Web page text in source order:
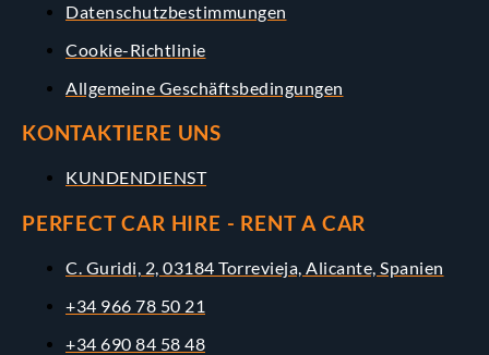
Datenschutzbestimmungen
Cookie-Richtlinie
Allgemeine Geschäftsbedingungen
KONTAKTIERE UNS
KUNDENDIENST
PERFECT CAR HIRE - RENT A CAR
C. Guridi, 2, 03184 Torrevieja, Alicante, Spanien
+34 966 78 50 21
+34 690 84 58 48